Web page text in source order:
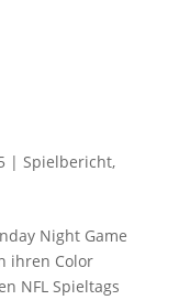
| Spielbericht,
Night Game
ihren Color
NFL Spieltags